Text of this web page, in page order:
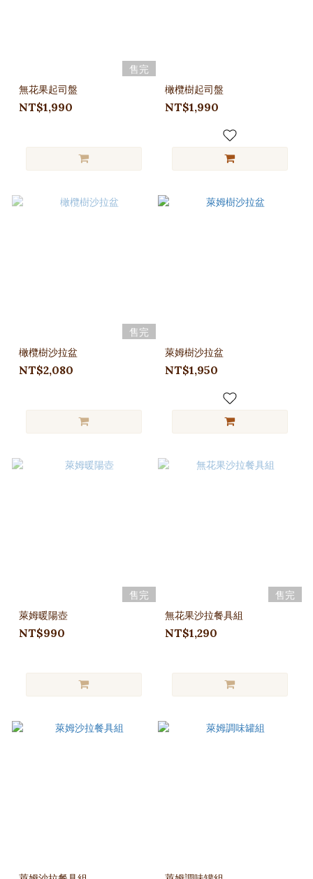
售完
無花果起司盤
NT$1,990
橄欖樹起司盤
NT$1,990
售完
橄欖樹沙拉盆
NT$2,080
萊姆樹沙拉盆
NT$1,950
售完
萊姆暖陽壺
NT$990
售完
無花果沙拉餐具組
NT$1,290